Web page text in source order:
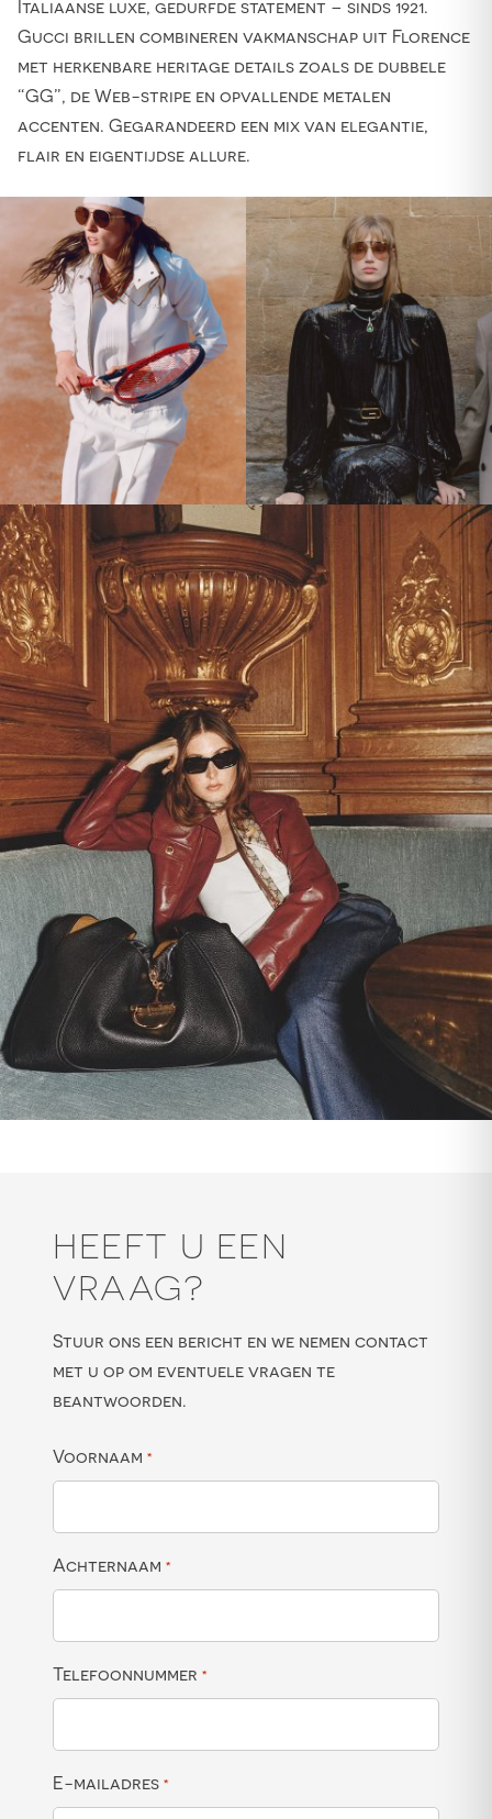
Italiaanse luxe, gedurfde statement – sinds 1921.
Gucci brillen combineren vakmanschap uit Florence
met herkenbare heritage details zoals de dubbele
“GG”, de Web-stripe en opvallende metalen
accenten. Gegarandeerd een mix van elegantie,
flair en eigentijdse allure.
HEEFT U EEN
VRAAG?
Stuur ons een bericht en we nemen contact
met u op om eventuele vragen te
beantwoorden.
Voornaam *
Achternaam *
Telefoonnummer *
E-mailadres *